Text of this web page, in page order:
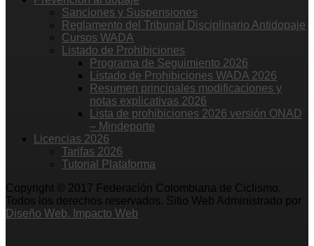
Sanciones y Suspensiones
Reglamento del Tribunal Disciplinario Antidopaje
Cursos WADA
Listado de Prohibiciones
Programa de Seguimiento 2026
Listado de Prohibiciones WADA 2026
Resumen principales modificaciones y
notas explicativas 2026
Lista de prohibiciones 2026 versión ONAD
– Mindeporte
Licencias 2026
Tarifas 2026
Tutorial Plataforma
Copyright © 2017 Federación Colombiana de Ciclismo.
Todos los derechos reservados. Sitio Web Administrado por
Diseño Web. Impacto Web